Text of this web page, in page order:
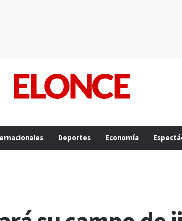
Deportes Economía